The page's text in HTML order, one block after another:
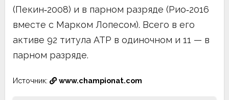
(Пекин‑2008) и в парном разряде (Рио‑2016
вместе с Марком Лопесом). Всего в его
активе 92 титула ATP в одиночном и 11 — в
парном разряде.
Источник: www.championat.com